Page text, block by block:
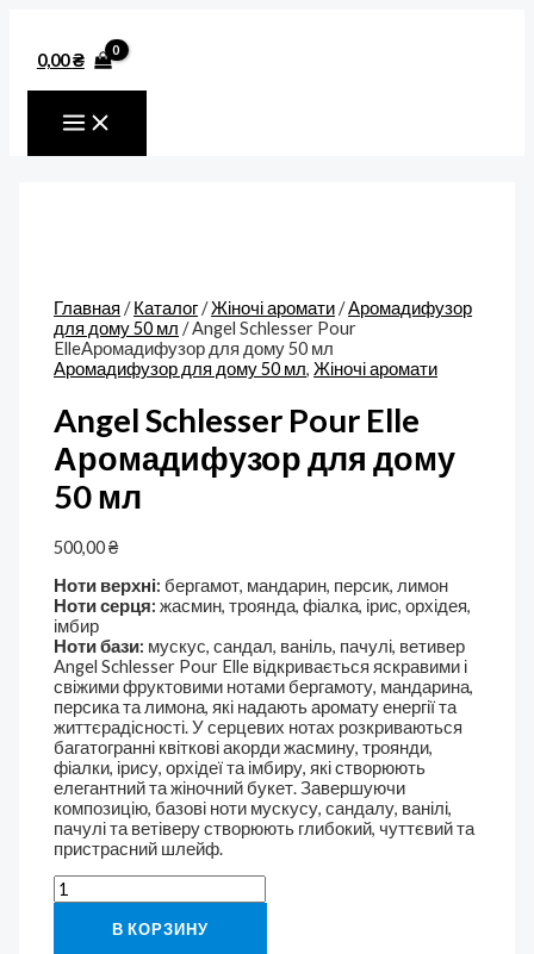
содержимому
0,00₴
Главная /Каталог/Жіночі аромати/Аромадифузор
для дому 50 мл / Angel Schlesser Pour
ElleАромадифузор для дому 50 мл
Аромадифузор для дому 50 мл,Жіночі аромати
Angel Schlesser Pour Elle
Аромадифузор для дому
50 мл
500,00₴
Ноти верхні: бергамот, мандарин, персик, лимон
Ноти серця: жасмин, троянда, фіалка, ірис, орхідея,
імбир
Ноти бази: мускус, сандал, ваніль, пачулі, ветивер
Angel Schlesser Pour Elle відкривається яскравими і
свіжими фруктовими нотами бергамоту, мандарина,
персика та лимона, які надають аромату енергії та
життєрадісності. У серцевих нотах розкриваються
багатогранні квіткові акорди жасмину, троянди,
фіалки, ірису, орхідеї та імбиру, які створюють
елегантний та жіночний букет. Завершуючи
композицію, базові ноти мускусу, сандалу, ванілі,
пачулі та ветіверу створюють глибокий, чуттєвий та
пристрасний шлейф.
Angel
Schlesser
Pour
ElleАромадифузор
для
В КОРЗИНУ